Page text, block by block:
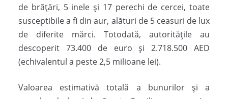
de brățări, 5 inele și 17 perechi de cercei, toate
susceptibile a fi din aur, alături de 5 ceasuri de lux
de diferite mărci. Totodată, autoritățile au
descoperit 73.400 de euro și 2.718.500 AED
(echivalentul a peste 2,5 milioane lei).
Valoarea estimativă totală a bunurilor și a